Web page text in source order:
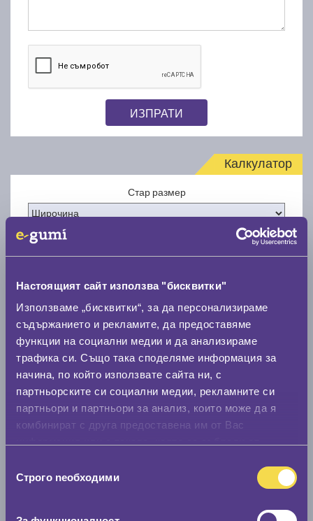
Настоящият сайт използва "бисквитки"
Използваме „бисквитки“, за да персонализираме
съдържанието и рекламите, да предоставяме
функции на социални медии и да анализираме
трафика си. Също така споделяме информация за
начина, по който използвате сайта ни, с
партньорските си социални медии, рекламните си
партньори и партньори за анализ, които може да я
комбинират с друга предоставена им от Вас
наСтрого nеобходими
ИЗПРАТИ
Калкулатор
Стар размер
Нов размер
Стар размер
0 мм.